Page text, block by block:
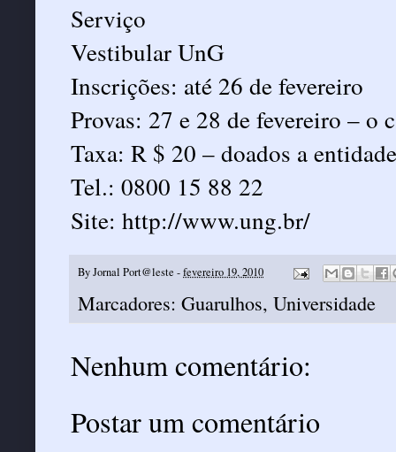
Serviço
Vestibular UnG
Inscrições: até 26 de fevereiro
Provas: 27 e 28 de fevereiro – o
Taxa: R $ 20 – doados a
Tel.: 0800 15 88 22
Site: http://www.ung.br/
ByJornal Port@leste -fevereiro 19, 2010
Marcadores: Guarulhos, Universidade
Nenhum comentário:
Postar um comentário